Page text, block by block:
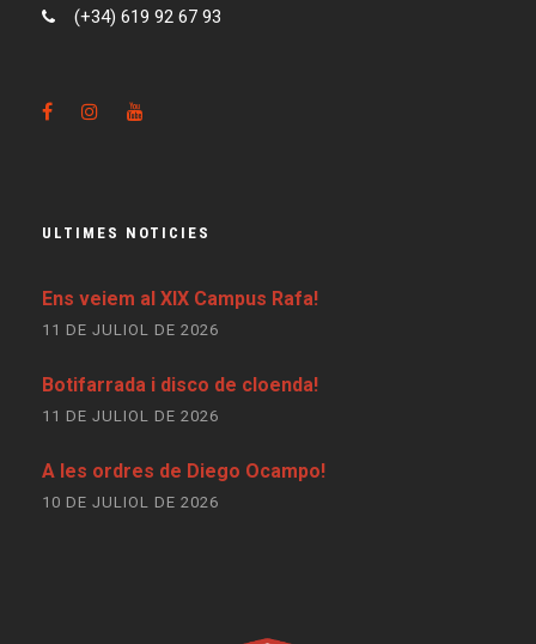
(+34) 619 92 67 93
ULTIMES NOTICIES
Ens veiem al XIX Campus Rafa!
11 DE JULIOL DE 2026
Botifarrada i disco de cloenda!
11 DE JULIOL DE 2026
A les ordres de Diego Ocampo!
10 DE JULIOL DE 2026